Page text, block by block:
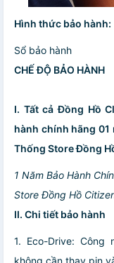
Hình thức bảo hành:
Sổ bảo hành
CHẾ ĐỘ BẢO HÀNH
I. Tất cả Đồng Hồ
hành chính hãng 01
Thống Store Đồng
1 Năm Bảo Hành
Store Đồng Hồ
II. Chi tiết bảo hành
1. Eco-Drive:
không cần thay pin